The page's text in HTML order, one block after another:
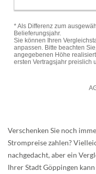
Verschenken Sie noch
Strompreise zahlen?
nachgedacht, aber ein
Ihrer Stadt Göppingen